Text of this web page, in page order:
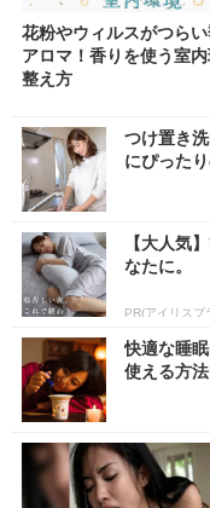
花粉やウィルスがつら
アロマ！香りを使う室
整え方
つけ置き
にぴった
【大人気
なたに。
PR(アイリスプ
快適な睡
使える方